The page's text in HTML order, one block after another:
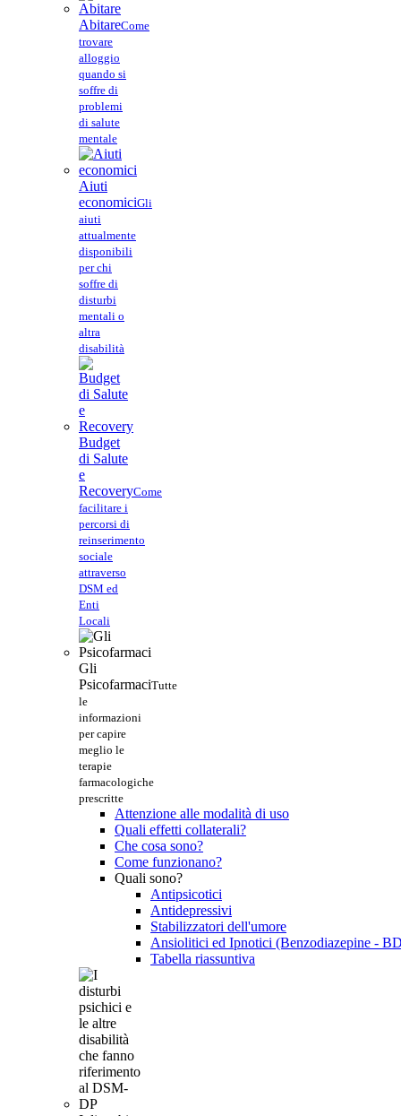
AbitareCome
trovare
alloggio
quando si
soffre di
problemi
di salute
mentale
Aiuti
economiciGli
aiuti
attualmente
disponibili
per chi
soffre di
disturbi
mentali o
altra
disabilità
Budget
di Salute
e
RecoveryCome
facilitare i
percorsi di
reinserimento
sociale
attraverso
DSM ed
Enti
Locali
Gli
PsicofarmaciTutte
le
informazioni
per capire
meglio le
terapie
farmacologiche
prescritte
Attenzione alle modalità di uso
Quali effetti collaterali?
Che cosa sono?
Come funzionano?
Quali sono?
Antipsicotici
Antidepressivi
Stabilizzatori dell'umore
Ansiolitici ed Ipnotici (Benzodiazepine -
Tabella riassuntiva